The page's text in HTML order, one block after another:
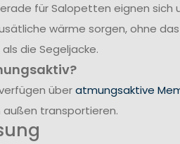
für Salopetten eignen sich
wärme sorgen, ohne
die Segeljacke.
überatmungsaktive
transportieren.